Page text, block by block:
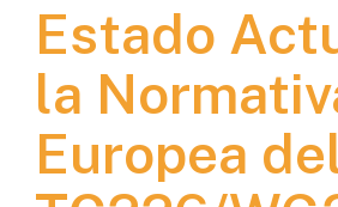
Estado
la
Europea